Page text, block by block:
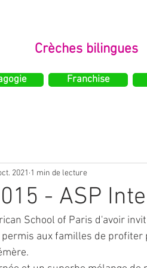
Crèches bilingues
Franchise
- ASP
2021 1 min de lecture
School of Paris d'avoir
aux familles de